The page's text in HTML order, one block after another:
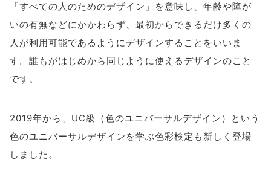
#メノコト #メノコト神社 #アイフレイル
#子どもの視力低下 #目の健康
#目の疲れ
#ビジョントレーニング #こどもの目の日 #6月10日
#メガネ #点字ブロック
「すべての人のためのデザイン」を意味し、年齢や障が
いの有無などにかかわらず、最初からできるだけ多くの
人が利用可能であるようにデザインすることをいいま
す。誰もがはじめから同じように使えるデザインのこと
です。
2019年から、UC級（色のユニバーサルデザイン）という
色のユニバーサルデザインを学ぶ色彩検定も新しく登場
しました。